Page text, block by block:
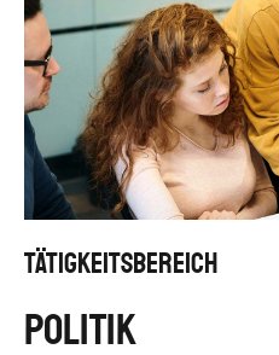
TÄTIGKEITSBEREICH
Politik